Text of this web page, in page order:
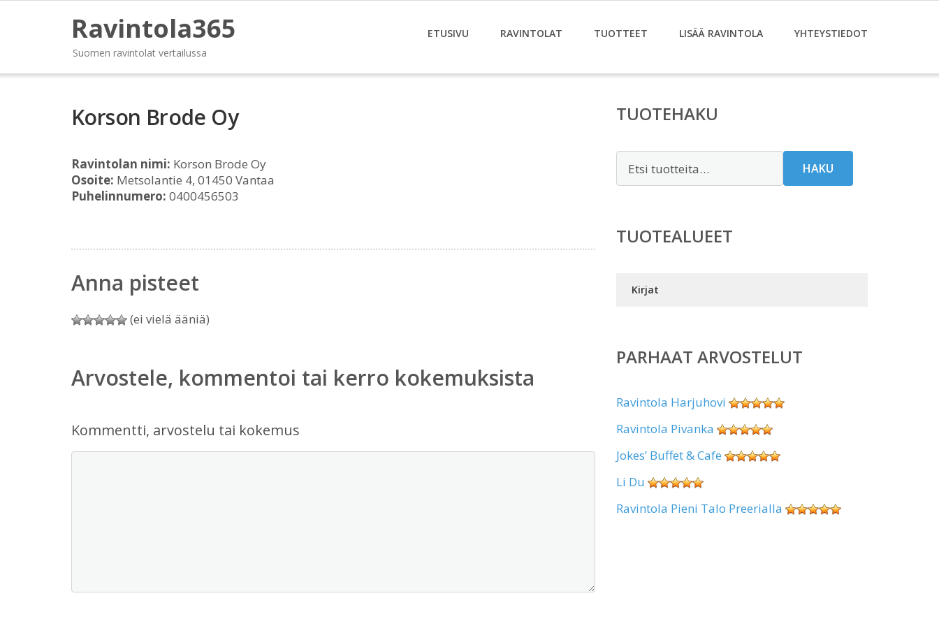
Ravintola365
Suomen ravintolat vertailussa
ETUSIVU RAVINTOLAT TUOTTEET LISÄÄ RAVINTOLA YHTEYSTIEDOT
Korson Brode Oy
Ravintolan nimi: Korson Brode Oy
Osoite: Metsolantie 4, 01450 Vantaa
Puhelinnumero: 0400456503
Anna pisteet
(ei vielä ääniä)
Arvostele, kommentoi tai kerro kokemuksista
Kommentti, arvostelu tai kokemus
TUOTEHAKU
HAKU
TUOTEALUEET
Kirjat
PARHAAT ARVOSTELUT
Ravintola Harjuhovi
Ravintola Pivanka
Jokes’ Buffet & Cafe
Li Du
Ravintola Pieni Talo Preerialla